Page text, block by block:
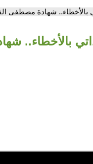
بالأخطاء.. شهادة مصطفى
بالأخطاء..